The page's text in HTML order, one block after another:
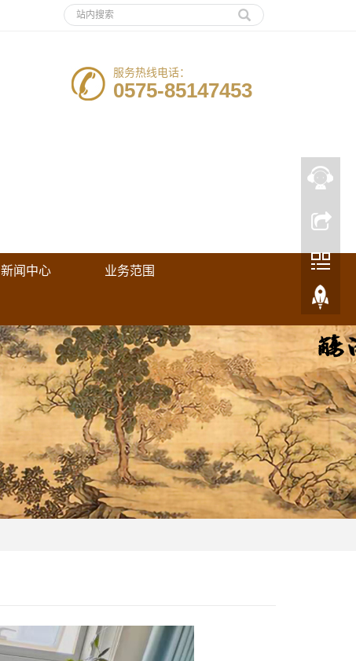
服务热线电话：
0575-85147453
新闻中心 业务范围